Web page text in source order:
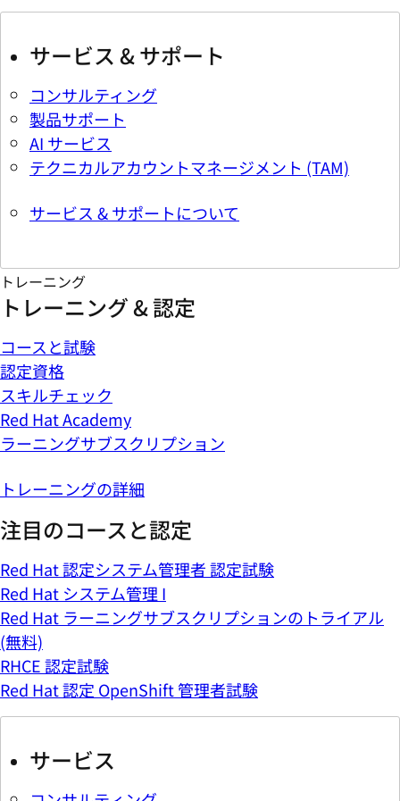
サービス & サポート
コンサルティング
製品サポート
AI サービス
テクニカルアカウントマネージメント (TAM)
サービス & サポートについて
トレーニング
トレーニング & 認定
コースと試験
認定資格
スキルチェック
Red Hat Academy
ラーニングサブスクリプション
トレーニングの詳細
注目のコースと認定
Red Hat 認定システム管理者 認定試験
Red Hat システム管理 I
Red Hat ラーニングサブスクリプションのトライアル
(無料)
RHCE 認定試験
Red Hat 認定 OpenShift 管理者試験
サービス